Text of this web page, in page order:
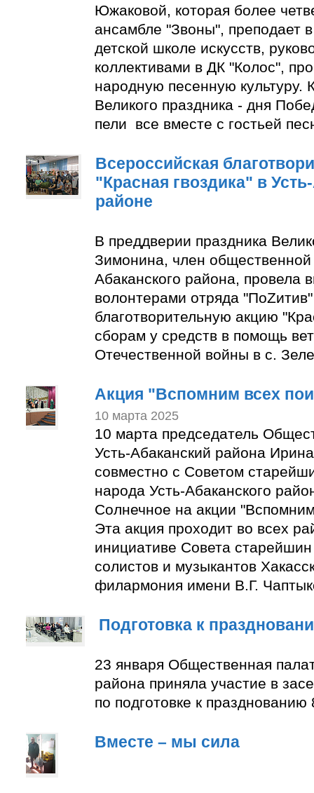
Южаковой, которая более
ансамбле "Звоны", преподает
детской школе искусств,
коллективами в ДК "Колос",
народную песенную культуру.
Великого праздника - дня
пели все вместе с гостьей
Всероссийская
"Красная гвоздика" в
районе
В преддверии праздника
Зимонина, член общественной
Абаканского района, провела
волонтерами отряда
благотворительную акцию
сборам у средств в помощь
Отечественной войны в с.
Акция "Вспомним всех
10 марта 2025
10 марта председатель
Усть-Абаканский района
совместно с Советом
народа Усть-Абаканского
Солнечное на акции
Эта акция проходит во всех
инициативе Совета
солистов и музыкантов
филармония имени В.Г.
Подготовка к
23 января Общественная
района приняла участие в
по подготовке к
Вместе – мы сила